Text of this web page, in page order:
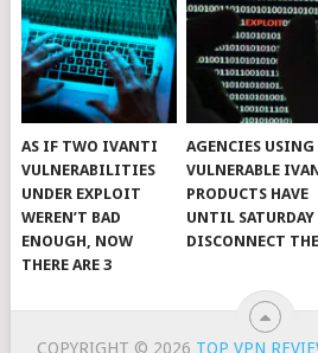
AS IF TWO IVANTI
VULNERABILITIES
UNDER EXPLOIT
WEREN’T BAD
ENOUGH, NOW
THERE ARE 3
AGENCIES USING
VULNERABLE
PRODUCTS HAVE
UNTIL SATURDAY
DISCONNECT
COPYRIGHT © 2026 TOP VPN